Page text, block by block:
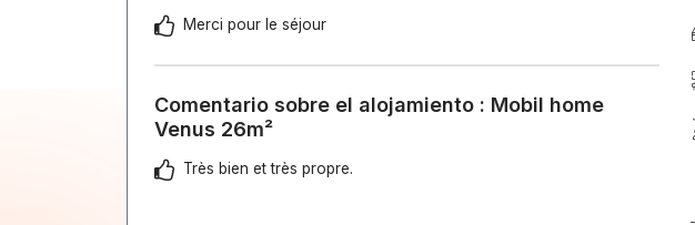
Merci pour le séjour
Comentario sobre el alojamiento : Mobil home
Venus 26m²
Très bien et très propre.